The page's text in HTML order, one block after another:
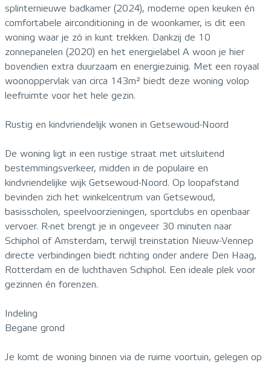
splinternieuwe badkamer (2024), moderne open keuken én
comfortabele airconditioning in de woonkamer, is dit een
woning waar je zó in kunt trekken. Dankzij de 10
zonnepanelen (2020) en het energielabel A woon je hier
bovendien extra duurzaam en energiezuinig. Met een royaal
woonoppervlak van circa 143m² biedt deze woning volop
leefruimte voor het hele gezin.
Rustig en kindvriendelijk wonen in Getsewoud-Noord
De woning ligt in een rustige straat met uitsluitend
bestemmingsverkeer, midden in de populaire en
kindvriendelijke wijk Getsewoud-Noord. Op loopafstand
bevinden zich het winkelcentrum van Getsewoud,
basisscholen, speelvoorzieningen, sportclubs en openbaar
vervoer. R-net brengt je in ongeveer 30 minuten naar
Schiphol of Amsterdam, terwijl treinstation Nieuw-Vennep
directe verbindingen biedt richting onder andere Den Haag,
Rotterdam en de luchthaven Schiphol. Een ideale plek voor
gezinnen én forenzen.
Indeling
Begane grond
Je komt de woning binnen via de ruime voortuin, gelegen op